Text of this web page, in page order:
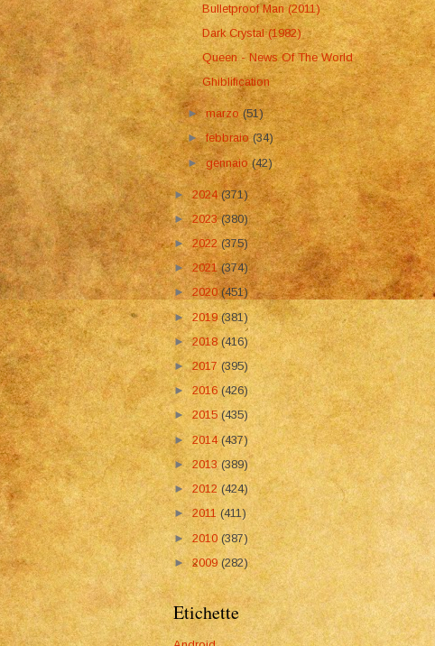
Bulletproof Man (2011)
Dark Crystal (1982)
Queen - News Of The World
Ghiblification
►marzo(51)
►febbraio(34)
►gennaio(42)
►2024(371)
►2023(380)
►2022(375)
►2021(374)
►2020(451)
►2019(381)
►2018 (416)
►2017 (395)
►2016 (426)
►2015 (435)
►2014(437)
► 2013(389)
► 2012(424)
►2011(411)
►2010 (387)
►2009 (282)
Etichette